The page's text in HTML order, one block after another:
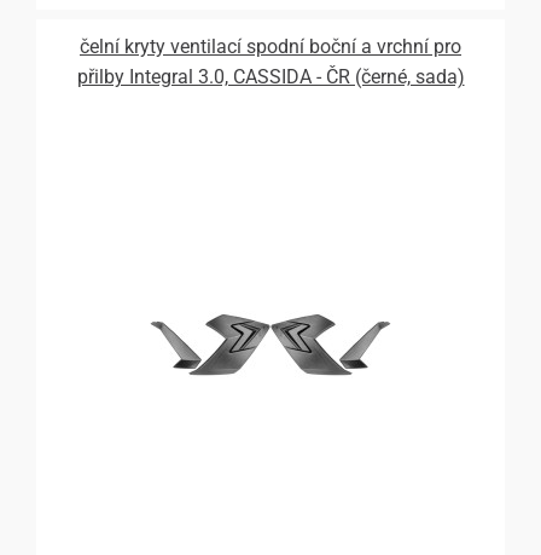
čelní kryty ventilací spodní boční a vrchní pro
přilby Integral 3.0, CASSIDA - ČR (černé, sada)